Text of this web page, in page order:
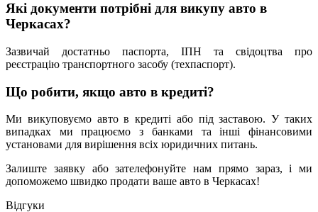
Які документи потрібні для викупу авто в
Черкасах?
Зазвичай достатньо паспорта, ІПН та свідоцтва про
реєстрацію транспортного засобу (техпаспорт).
Що робити, якщо авто в кредиті?
Ми викуповуємо авто в кредиті або під заставою. У таких
випадках ми працюємо з банками та інші фінансовими
установами для вирішення всіх юридичних питань.
Залиште заявку або зателефонуйте нам прямо зараз, і ми
допоможемо швидко продати ваше авто в Черкасах!
Відгуки